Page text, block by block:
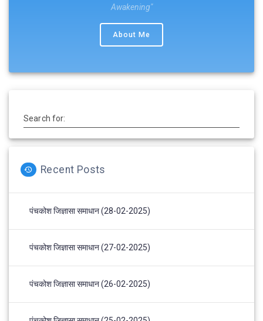
Awakening"
About Me
Search for:
Recent Posts
पंचकोश जिज्ञासा समाधान (28-02-2025)
पंचकोश जिज्ञासा समाधान (27-02-2025)
पंचकोश जिज्ञासा समाधान (26-02-2025)